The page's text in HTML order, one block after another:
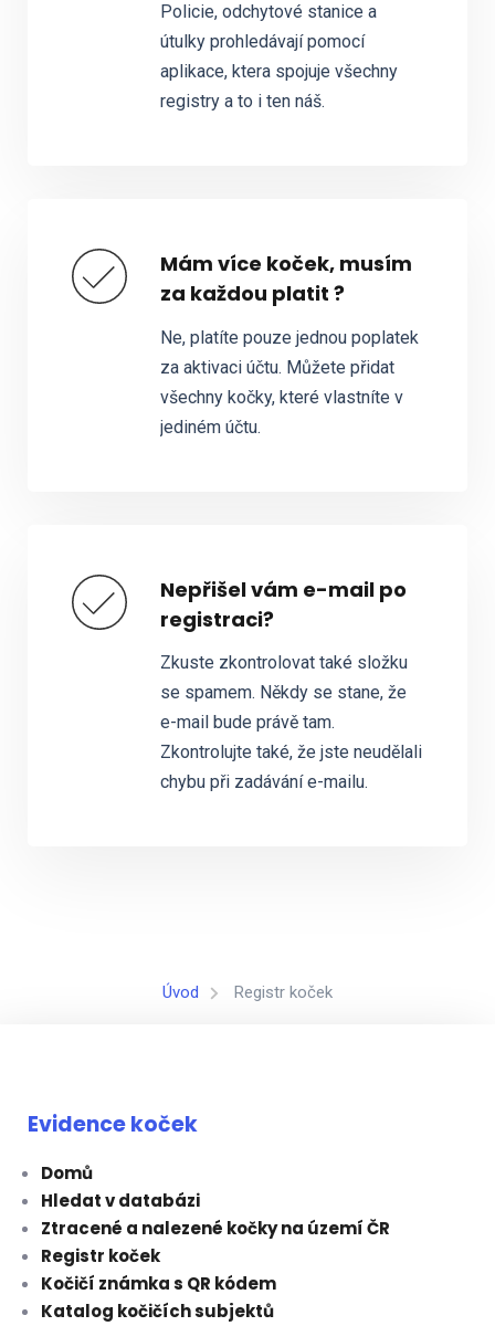
Policie, odchytové stanice a
útulky prohledávají pomocí
aplikace, ktera spojuje všechny
registry a to i ten náš.
Mám více koček, musím
za každou platit ?
Ne, platíte pouze jednou poplatek
za aktivaci účtu. Můžete přidat
všechny kočky, které vlastníte v
jediném účtu.
Nepřišel vám e-mail po
registraci?
Zkuste zkontrolovat také složku
se spamem. Někdy se stane, že
e-mail bude právě tam.
Zkontrolujte také, že jste neudělali
chybu při zadávání e-mailu.
Úvod Registr koček
Evidence koček
Domů
Hledat v databázi
Ztracené a nalezené kočky na území ČR
Registr koček
Kočičí známka s QR kódem
Katalog kočičích subjektů